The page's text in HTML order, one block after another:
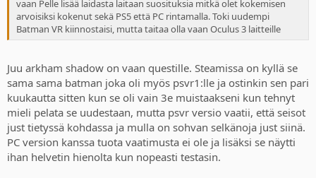
vaan Pelle lisää laidasta laitaan suosituksia mitkä olet kokemisen
arvoisiksi kokenut sekä PS5 että PC rintamalla. Toki uudempi
Batman VR kiinnostaisi, mutta taitaa olla vaan Oculus 3 laitteille
Juu arkham shadow on vaan questille. Steamissa on kyllä se
sama sama batman joka oli myös psvr1:lle ja ostinkin sen pari
kuukautta sitten kun se oli vain 3e muistaakseni kun tehnyt
mieli pelata se uudestaan, mutta psvr versio vaatii, että seisot
just tietyssä kohdassa ja mulla on sohvan selkänoja just siinä.
PC version kanssa tuota vaatimusta ei ole ja lisäksi se näytti
ihan helvetin hienolta kun nopeasti testasin.